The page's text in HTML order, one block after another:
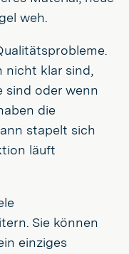
weh.
nicht klar sind,
sind oder wenn
die
stapelt sich
läuft
Sie können
einziges